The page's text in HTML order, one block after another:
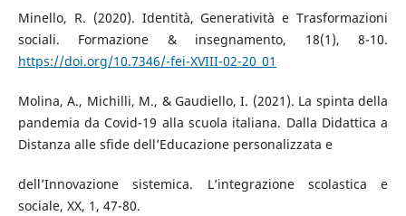
Minello, R. (2020). Identità, Generatività e Trasformazioni
sociali. Formazione & insegnamento, 18(1), 8-10.
https://doi.org/10.7346/-fei-XVIII-02-20_01
Molina, A., Michilli, M., & Gaudiello, I. (2021). La spinta della
pandemia da Covid-19 alla scuola italiana. Dalla Didattica a
Distanza alle sfide dell’Educazione personalizzata e
dell’Innovazione sistemica. L’integrazione scolastica e
sociale, XX, 1, 47-80.